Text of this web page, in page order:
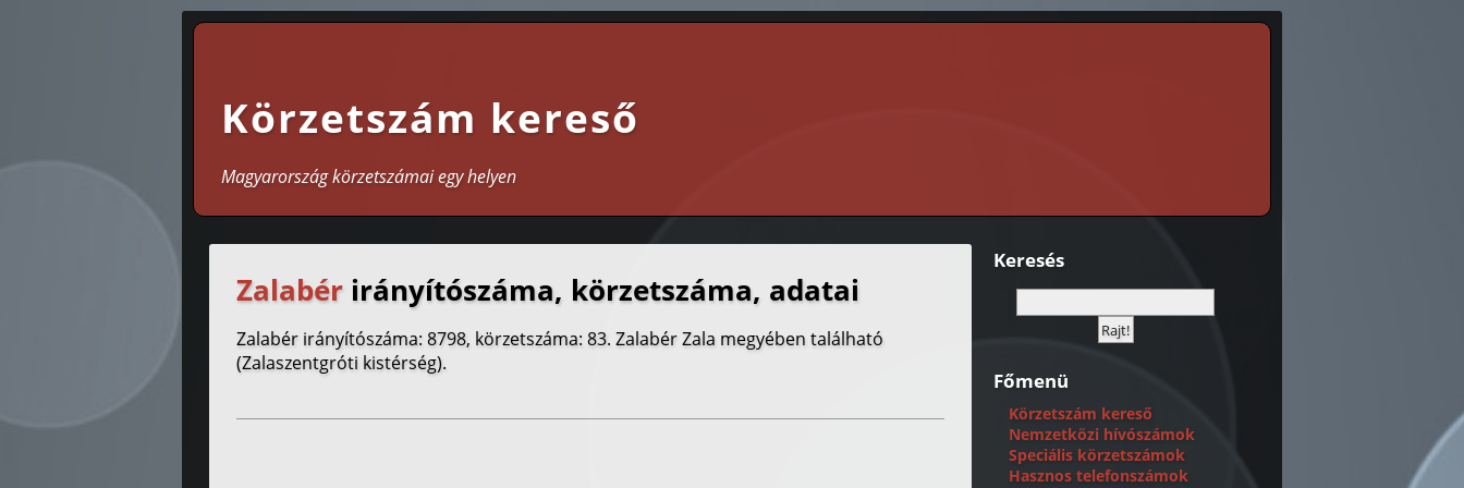
Körzetszám kereső
Magyarország körzetszámai egy helyen
Zalabér irányítószáma, körzetszáma, adatai
Zalabér irányítószáma: 8798, körzetszáma: 83. Zalabér Zala megyében található
(Zalaszentgróti kistérség).
Keresés
Főmenü
Körzetszám kereső
Nemzetközi hívószámok
Speciális körzetszámok
Hasznos telefonszámok